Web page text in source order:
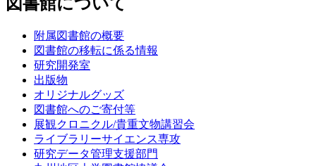
附属図書館の概要
図書館の移転に係る情報
研究開発室
出版物
オリジナルグッズ
図書館へのご寄付等
展観クロニクル/貴重文物講習会
ライブラリーサイエンス専攻
研究データ管理支援部門